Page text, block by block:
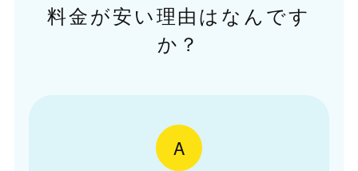
料金が安い理由はなんです
か？
A